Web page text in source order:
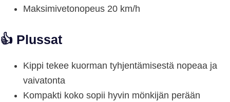
Maksimivetonopeus 20 km/h
👍 Plussat
Kippi tekee kuorman tyhjentämisestä nopeaa ja
vaivatonta
Kompakti koko sopii hyvin mönkijän perään